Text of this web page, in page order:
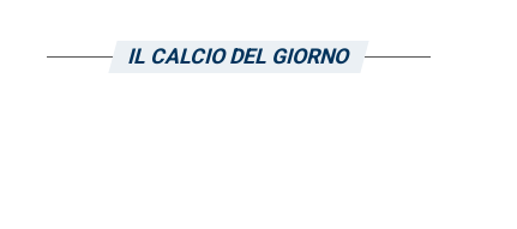
IL CALCIO DEL GIORNO